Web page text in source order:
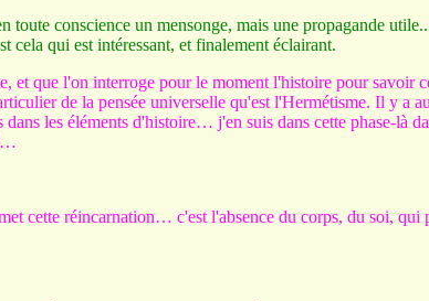
conscience un mensonge, mais une propagande
cela qui est intéressant, et finalement éclairant.
et que l'on interroge pour le moment l'histoire pour savoir
de la pensée universelle qu'est l'Hermétisme. Il y a
les éléments d'histoire… j'en suis dans cette phase-là
cette réincarnation… c'est l'absence du corps, du soi, qui